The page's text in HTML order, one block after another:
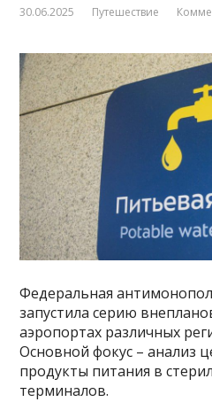
30.06.2025 Путешествие
Федеральная
запустила серию
аэропортах различных
Основной фокус – анализ
продукты питания в
терминалов.